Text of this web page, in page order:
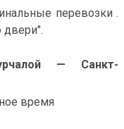
перевозки .
двери".
— Санкт-
время